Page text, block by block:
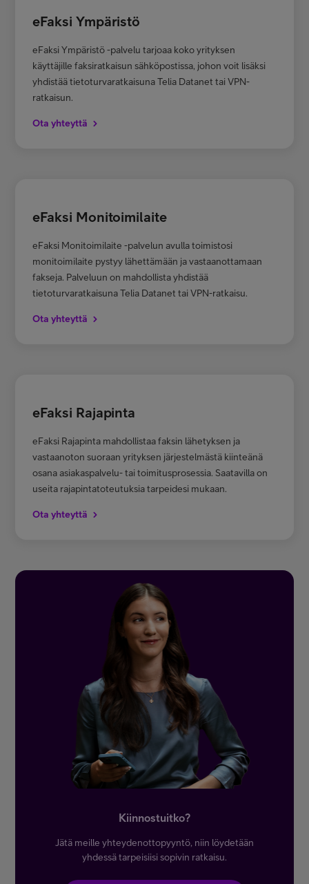
eFaksi Ympäristö
eFaksi Ympäristö -palvelu tarjoaa koko yrityksen
käyttäjille faksiratkaisun sähköpostissa, johon voit lisäksi
yhdistää tietoturvaratkaisuna Telia Datanet tai VPN-
ratkaisun.
Ota yhteyttä
eFaksi Monitoimilaite
eFaksi Monitoimilaite -palvelun avulla toimistosi
monitoimilaite pystyy lähettämään ja vastaanottamaan
fakseja. Palveluun on mahdollista yhdistää
tietoturvaratkaisuna Telia Datanet tai VPN-ratkaisu.
Ota yhteyttä
eFaksi Rajapinta
eFaksi Rajapinta mahdollistaa faksin lähetyksen ja
vastaanoton suoraan yrityksen järjestelmästä kiinteänä
osana asiakaspalvelu- tai toimitusprosessia. Saatavilla on
useita rajapintatoteutuksia tarpeidesi mukaan.
Ota yhteyttä
Kiinnostuitko?
Jätä meille yhteydenottopyyntö, niin löydetään
yhdessä tarpeisiisi sopivin ratkaisu.